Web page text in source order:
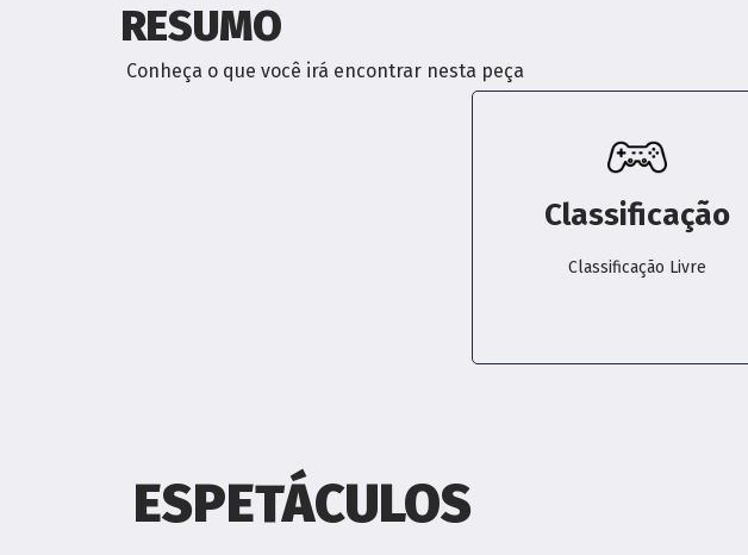
RESUMO
Conheça o que você irá encontrar nesta peça
Classificação
Classificação Livre
ESPETÁCULOS